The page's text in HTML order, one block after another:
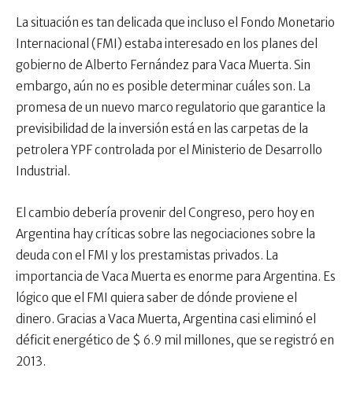
La situación es tan delicada que incluso el Fondo Monetario
Internacional (FMI) estaba interesado en los planes del
gobierno de Alberto Fernández para Vaca Muerta. Sin
embargo, aún no es posible determinar cuáles son. La
promesa de un nuevo marco regulatorio que garantice la
previsibilidad de la inversión está en las carpetas de la
petrolera YPF controlada por el Ministerio de Desarrollo
Industrial.
El cambio debería provenir del Congreso, pero hoy en
Argentina hay críticas sobre las negociaciones sobre la
deuda con el FMI y los prestamistas privados. La
importancia de Vaca Muerta es enorme para Argentina. Es
lógico que el FMI quiera saber de dónde proviene el
dinero. Gracias a Vaca Muerta, Argentina casi eliminó el
déficit energético de $ 6.9 mil millones, que se registró en
2013.